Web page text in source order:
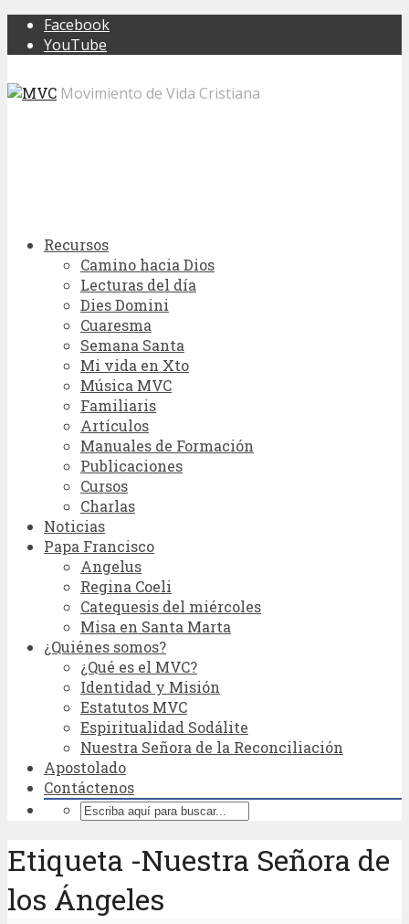
Facebook
YouTube
Movimiento de Vida Cristiana
Recursos
Camino hacia Dios
Lecturas del día
Dies Domini
Cuaresma
Semana Santa
Mi vida en Xto
Música MVC
Familiaris
Artículos
Manuales de Formación
Publicaciones
Cursos
Charlas
Noticias
Papa Francisco
Angelus
Regina Coeli
Catequesis del miércoles
Misa en Santa Marta
¿Quiénes somos?
¿Qué es el MVC?
Identidad y Misión
Estatutos MVC
Espiritualidad Sodálite
Nuestra Señora de la Reconciliación
Apostolado
Contáctenos
Etiqueta -Nuestra Señora de
los Ángeles